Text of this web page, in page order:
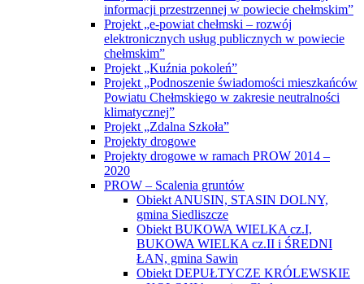
informacji przestrzennej w powiecie chełmskim”
Projekt „e-powiat chełmski – rozwój
elektronicznych usług publicznych w powiecie
chełmskim”
Projekt „Kuźnia pokoleń”
Projekt „Podnoszenie świadomości mieszkańców
Powiatu Chełmskiego w zakresie neutralności
klimatycznej”
Projekt „Zdalna Szkoła”
Projekty drogowe
Projekty drogowe w ramach PROW 2014 –
2020
PROW – Scalenia gruntów
Obiekt ANUSIN, STASIN DOLNY,
gmina Siedliszcze
Obiekt BUKOWA WIELKA cz.I,
BUKOWA WIELKA cz.II i ŚREDNI
ŁAN, gmina Sawin
Obiekt DEPUŁTYCZE KRÓLEWSKIE